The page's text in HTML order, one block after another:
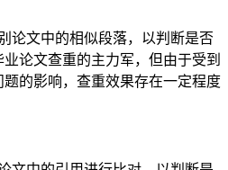
论文中的相似段落，以判断是否
论文查重的主力军，但由于受到
的影响，查重效果存在一定程度